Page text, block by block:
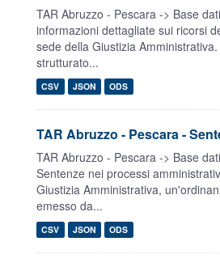
TAR Abruzzo - Pescara -> Base
informazioni dettagliate sui ricorsi
sede della Giustizia
strutturato...
CSV JSON ODS
TAR Abruzzo - Pescara -
TAR Abruzzo - Pescara -> Base
Sentenze nei processi
Giustizia Amministrativa,
emesso da...
CSV JSON ODS